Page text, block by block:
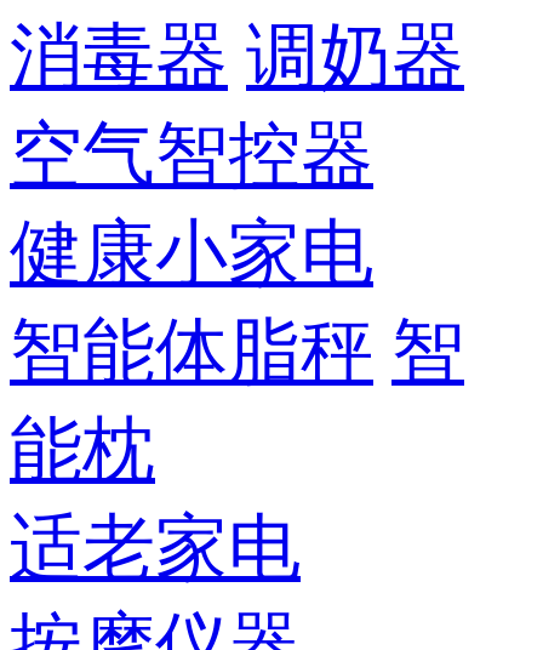
消毒器 调奶器
空气智控器
健康小家电
智能体脂秤 智
能枕
适老家电